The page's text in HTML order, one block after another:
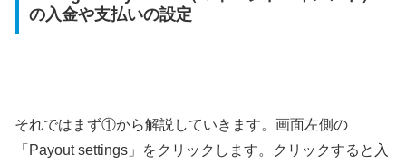
の入金や支払いの設定
それではまず①から解説していきます。画面左側の
「Payout settings」をクリックします。クリックすると入